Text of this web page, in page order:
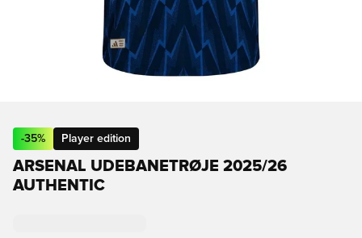
-35% Player edition
ARSENAL UDEBANETRØJE 2025/26
AUTHENTIC